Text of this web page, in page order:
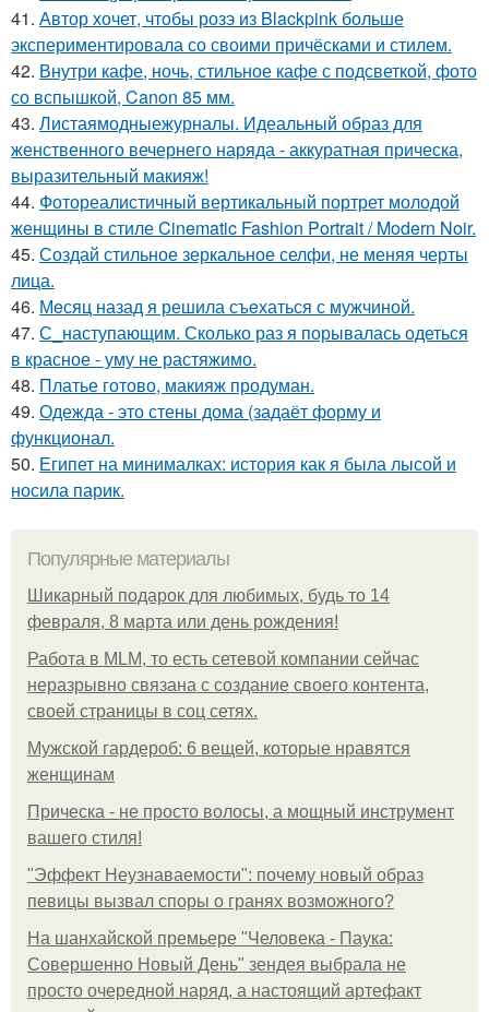
41. Автор хочет, чтобы розэ из Blackpink больше
экспериментировала со своими причёсками и стилем.
42. Внутри кафе, ночь, стильное кафе с подсветкой, фото
со вспышкой, Canon 85 мм.
43. Листаямодныежурналы. Идеальный образ для
женственного вечернего наряда - аккуратная прическа,
выразительный макияж!
44. Фотореалистичный вертикальный портрет молодой
женщины в стиле Cinematic Fashion Portrait / Modern Noir.
45. Создай стильное зеркальное селфи, не меняя черты
лица.
46. Мeсяц назад я решила съeхаться с мужчиной.
47. С_наступающим. Сколько раз я порывалась одеться
в красное - уму не растяжимо.
48. Платье готово, макияж продуман.
49. Одежда - это стены дома (задаёт форму и
функционал.
50. Египет на минималках: история как я была лысой и
носила парик.
Популярные материалы
Шикарный подарок для любимых, будь то 14
февраля, 8 марта или день рождения!
Работа в MLM, то есть сетевой компании сейчас
неразрывно связана с создание своего контента,
своей страницы в соц сетях.
Мужской гардероб: 6 вещей, которые нравятся
женщинам
Прическа - не просто волосы, а мощный инструмент
вашего стиля!
"Эффект Неузнаваемости": почему новый образ
певицы вызвал споры о гранях возможного?
На шанхайской премьере "Человека - Паука:
Совершенно Новый День" зендея выбрала не
просто очередной наряд, а настоящий артефакт